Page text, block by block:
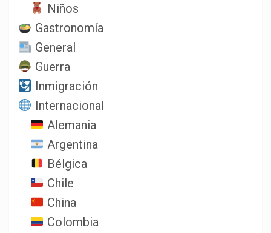
Niños
Gastronomía
General
Guerra
Inmigración
Internacional
Alemania
Argentina
Bélgica
Chile
China
Colombia